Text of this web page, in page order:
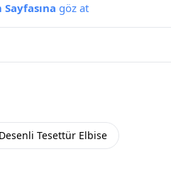
Sayfasına göz at
Desenli Tesettür Elbise